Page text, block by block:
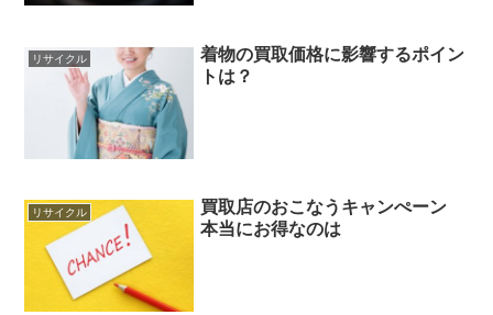
リサイクル
着物の買取価格に影響するポイン
トは？
リサイクル
買取店のおこなうキャンぺーン
本当にお得なのは